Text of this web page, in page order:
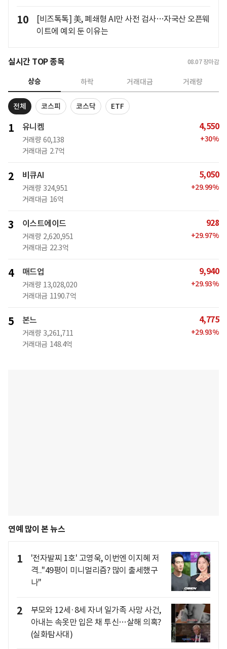
10
[비즈톡톡] 美, 폐쇄형 AI만 사전 검사…자국산 오픈웨
이트에 예외 둔 이유는
실시간 TOP 종목 08.07 장마감
상승 하락 거래대금 거래량
전체 코스피 코스닥 ETF
1 유니켐
거래량 60,138
거래대금 2.7억
4,550
+30%
2 비큐AI
거래량 324,951
거래대금 16억
5,050
+29.99%
3 이스트에이드
거래량 2,620,951
거래대금 22.3억
928
+29.97%
4 매드업
거래량 13,028,020
거래대금 1190.7억
9,940
+29.93%
5 본느
거래량 3,261,711
거래대금 148.4억
4,775
+29.93%
연예 많이 본 뉴스
1
'전자발찌 1호' 고영욱, 이번엔 이지혜 저
격.."49평이 미니멀리즘? 많이 출세했구
나"
2
부모와 12세·8세 자녀 일가족 사망 사건,
아내는 속옷만 입은 채 투신…살해 의혹?
(실화탐사대)